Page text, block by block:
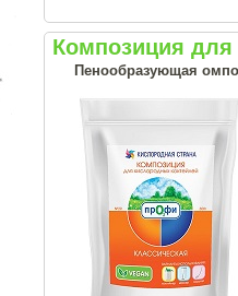
Композиция для
Пенообразующая